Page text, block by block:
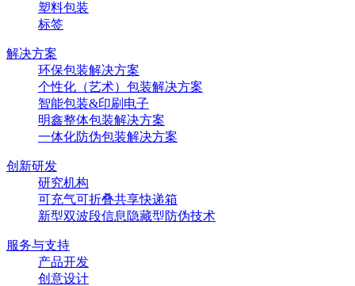
塑料包装
标签
解决方案
环保包装解决方案
个性化（艺术）包装解决方案
智能包装&印刷电子
明鑫整体包装解决方案
一体化防伪包装解决方案
创新研发
研究机构
可充气可折叠共享快递箱
新型双波段信息隐藏型防伪技术
服务与支持
产品开发
创意设计